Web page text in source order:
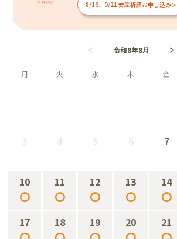
8/16、9/21 安産祈願お申し込み＞
令和8年8月
月 火 水 木 金
3 4 5 6 7
10
○
11
○
12
○
13
○
14
○
17 18 19 20 21